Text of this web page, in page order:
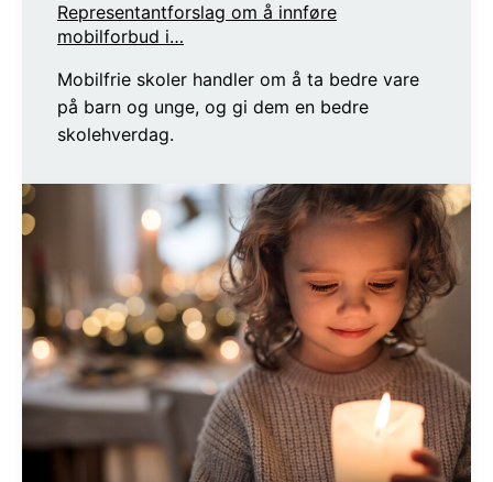
Representantforslag om å innføre
mobilforbud i…
Mobilfrie skoler handler om å ta bedre vare
på barn og unge, og gi dem en bedre
skolehverdag.